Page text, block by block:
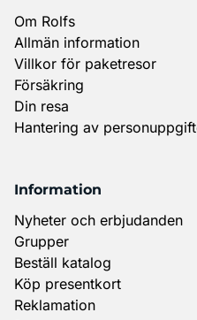
Om Rolfs
Allmän information
Villkor för paketresor
Försäkring
Din resa
Hantering av
Information
Nyheter och erbjudanden
Grupper
Beställ katalog
Köp presentkort
Reklamation